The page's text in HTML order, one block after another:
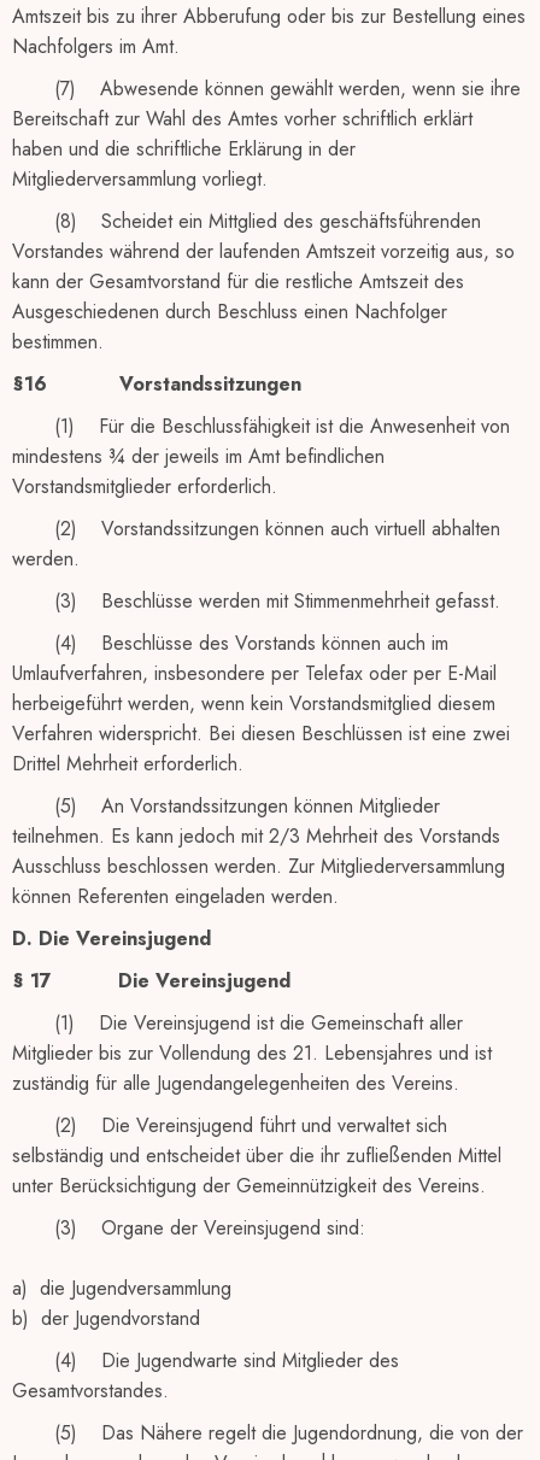
Amtszeit bis zu ihrer Abberufung oder bis zur Bestellung eines
Nachfolgers im Amt.
(7) Abwesende können gewählt werden, wenn sie ihre
Bereitschaft zur Wahl des Amtes vorher schriftlich erklärt
haben und die schriftliche Erklärung in der
Mitgliederversammlung vorliegt.
(8) Scheidet ein Mittglied des geschäftsführenden
Vorstandes während der laufenden Amtszeit vorzeitig aus, so
kann der Gesamtvorstand für die restliche Amtszeit des
Ausgeschiedenen durch Beschluss einen Nachfolger
bestimmen.
§16
Vorstandssitzungen
(1) Für die Beschlussfähigkeit ist die Anwesenheit von
mindestens ¾ der jeweils im Amt befindlichen
Vorstandsmitglieder erforderlich.
(2) Vorstandssitzungen können auch virtuell abhalten
werden.
(3) Beschlüsse werden mit Stimmenmehrheit gefasst.
(4) Beschlüsse des Vorstands können auch im
Umlaufverfahren, insbesondere per Telefax oder per E-Mail
herbeigeführt werden, wenn kein Vorstandsmitglied diesem
Verfahren widerspricht. Bei diesen Beschlüssen ist eine zwei
Drittel Mehrheit erforderlich.
(5) An Vorstandssitzungen können Mitglieder
teilnehmen. Es kann jedoch mit 2/3 Mehrheit des Vorstands
Ausschluss beschlossen werden. Zur Mitgliederversammlung
können Referenten eingeladen werden.
D. Die Vereinsjugend
§ 17
Die Vereinsjugend
(1) Die Vereinsjugend ist die Gemeinschaft aller
Mitglieder bis zur Vollendung des 21. Lebensjahres und ist
zuständig für alle Jugendangelegenheiten des Vereins.
(2) Die Vereinsjugend führt und verwaltet sich
selbständig und entscheidet über die ihr zufließenden Mittel
unter Berücksichtigung der Gemeinnützigkeit des Vereins.
(3) Organe der Vereinsjugend sind:
a) die Jugendversammlung
b) der Jugendvorstand
(4) Die Jugendwarte sind Mitglieder des
Gesamtvorstandes.
(5) Das Nähere regelt die Jugendordnung, die von der